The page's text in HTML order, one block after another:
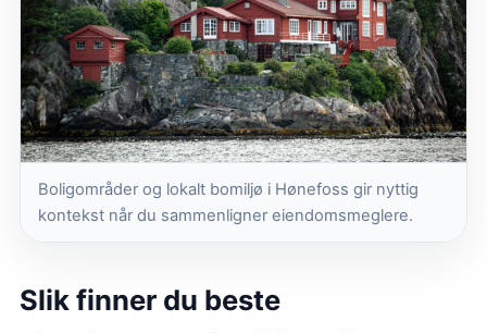
Boligområder og lokalt bomiljø i Hønefoss gir nyttig
kontekst når du sammenligner eiendomsmeglere.
Slik finner du beste